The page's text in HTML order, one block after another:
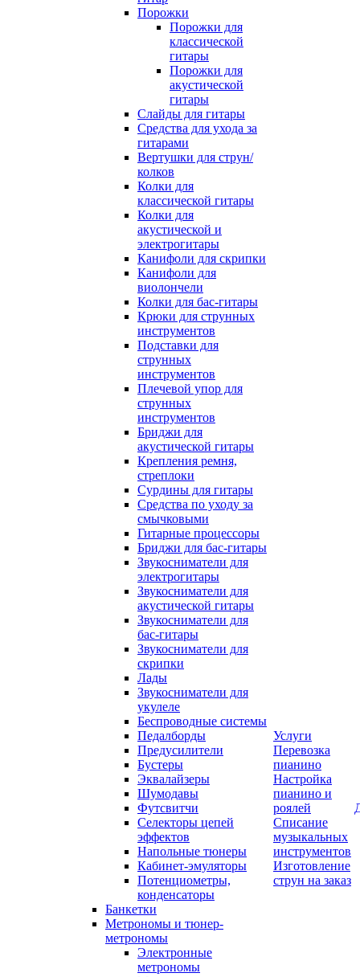
Порожки
Порожки для
классической
гитары
Порожки для
акустической
гитары
Слайды для гитары
Средства для ухода за
гитарами
Вертушки для струн/
колков
Колки для
классической гитары
Колки для
акустической и
электрогитары
Канифоли для скрипки
Канифоли для
виолончели
Колки для бас-гитары
Крюки для струнных
инструментов
Подставки для
струнных
инструментов
Плечевой упор для
струнных
инструментов
Бриджи для
акустической гитары
Крепления ремня,
стреплоки
Сурдины для гитары
Средства по уходу за
смычковыми
Гитарные процессоры
Бриджи для бас-гитары
Звукосниматели для
электрогитары
Звукосниматели для
акустической гитары
Звукосниматели для
бас-гитары
Звукосниматели для
скрипки
Лады
Звукосниматели для
укулеле
Беспроводные системы
Педалборды
Предусилители
Бустеры
Эквалайзеры
Шумодавы
Футсвитчи
Селекторы цепей
эффектов
Напольные тюнеры
Кабинет-эмуляторы
Потенциометры,
конденсаторы
Банкетки
Метрономы и тюнер-
метрономы
Электронные
метрономы
Услуги
Перевозка
пианино
Настройка
пианино и
роялей
Списание
музыкальных
инструментов
Изготовление
струн на заказ